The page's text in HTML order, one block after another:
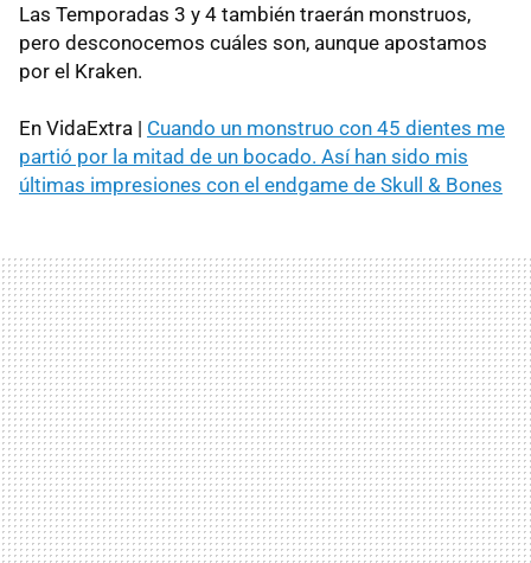
Las Temporadas 3 y 4 también traerán monstruos,
pero desconocemos cuáles son, aunque apostamos
por el Kraken.
En VidaExtra | Cuando un monstruo con 45 dientes me
partió por la mitad de un bocado. Así han sido mis
últimas impresiones con el endgame de Skull & Bones